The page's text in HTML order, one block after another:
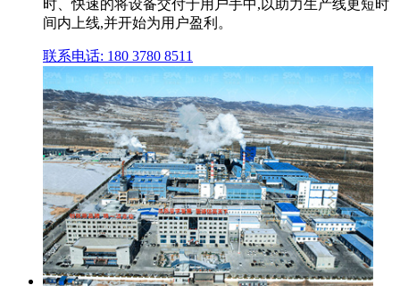
时、快速的将设备交付于用户手中,以助力生产线更短时
间内上线,并开始为用户盈利。
联系电话: 180 3780 8511